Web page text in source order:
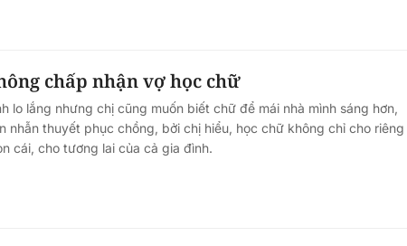
chấp nhận vợ học chữ
lo lắng nhưng chị cũng muốn biết chữ để mái nhà mình sáng hơn,
nhẫn thuyết phục chồng, bởi chị hiểu, học chữ không chỉ cho riêng
cái, cho tương lai của cả gia đình.